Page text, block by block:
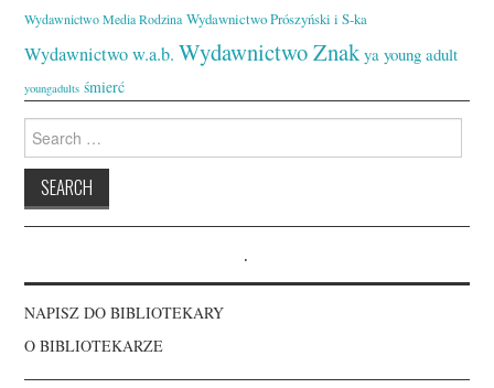
Wydawnictwo Media Rodzina Wydawnictwo Prószyński i S-ka
Wydawnictwo w.a.b. Wydawnictwo Znak ya young adult
youngadults śmierć
Search
for:
.
NAPISZ DO BIBLIOTEKARY
O BIBLIOTEKARZE